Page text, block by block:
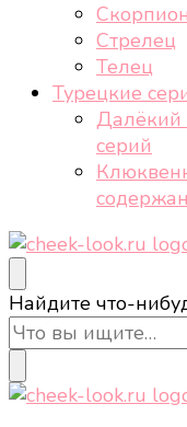
Скорпион
Стрелец
Телец
Турецкие
Далёкий
серий
cheek-look.ru
Женский сайт о
здоровом образе
еде.
Ищите
что-
то?
Найдите что-